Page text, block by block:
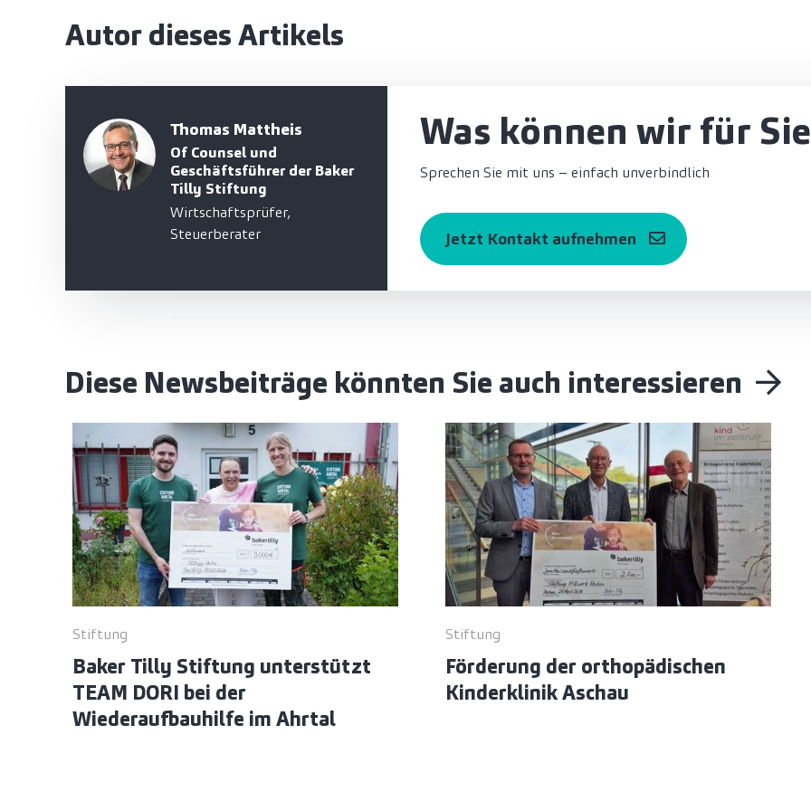
Autor dieses Artikels
Thomas Mattheis
Of Counsel und
Geschäftsführer der Baker
Tilly Stiftung
Wirtschaftsprüfer,
Steuerberater
Was können wir für
Sprechen Sie mit uns – einfach unverbindlich
Jetzt Kontakt aufnehmen
Diese Newsbeiträge könnten Sie auch interessieren
Stiftung
Baker Tilly Stiftung unterstützt
TEAM DORI bei der
Wiederaufbauhilfe im Ahrtal
Stiftung
Förderung der orthopädischen
Kinderklinik Aschau